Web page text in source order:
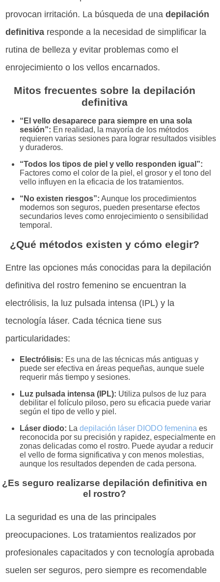
provocan irritación. La búsqueda de unadepilación
definitiva responde a la necesidad de simplificar la
rutina de belleza y evitar problemas como el
enrojecimiento o los vellos encarnados.
Mitos frecuentes sobre la depilación
definitiva
“El vello desaparece para siempre en una sola
sesión”: En realidad, la mayoría de los métodos
requieren varias sesiones para lograr resultados visibles
y duraderos.
“Todos los tipos de piel y vello responden igual”:
Factores como el color de la piel, el grosor y el tono del
vello influyen en la eficacia de los tratamientos.
“No existen riesgos”: Aunque los procedimientos
modernos son seguros, pueden presentarse efectos
secundarios leves como enrojecimiento o sensibilidad
temporal.
¿Qué métodos existen y cómo elegir?
Entre las opciones más conocidas para la depilación
definitiva del rostro femenino se encuentran la
electrólisis, la luz pulsada intensa (IPL) y la
tecnología láser. Cada técnica tiene sus
particularidades:
Electrólisis: Es una de las técnicas más antiguas y
puede ser efectiva en áreas pequeñas, aunque suele
requerir más tiempo y sesiones.
Luz pulsada intensa (IPL): Utiliza pulsos de luz para
debilitar el folículo piloso, pero su eficacia puede variar
según el tipo de vello y piel.
Láser diodo: La depilación láser DIODO femenina es
reconocida por su precisión y rapidez, especialmente en
zonas delicadas como el rostro. Puede ayudar a reducir
el vello de forma significativa y con menos molestias,
aunque los resultados dependen de cada persona.
¿Es seguro realizarse depilación definitiva en
el rostro?
La seguridad es una de las principales
preocupaciones. Los tratamientos realizados por
profesionales capacitados y con tecnología aprobada
suelen ser seguros, pero siempre es recomendable